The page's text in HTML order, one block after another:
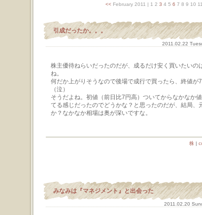
<< February 2011 | 1 2 3 4 5 6 7 8 9 10 11
引成だったか。。。
2011.02.22
株主優待ねらいだったのだが、成るだけ安く買いたいの
ね。
何だか上がりそうなので後場で成行で買ったら、終値が
（泣）
そうだよね。初値（前日比7円高）ついてからなかなか
てる感じだったのでどうかな？と思ったのだが、結局、
か？なかなか相場は奥が深いですな。
株 |
みなみは『マネジメント』と出会った
2011.02.20